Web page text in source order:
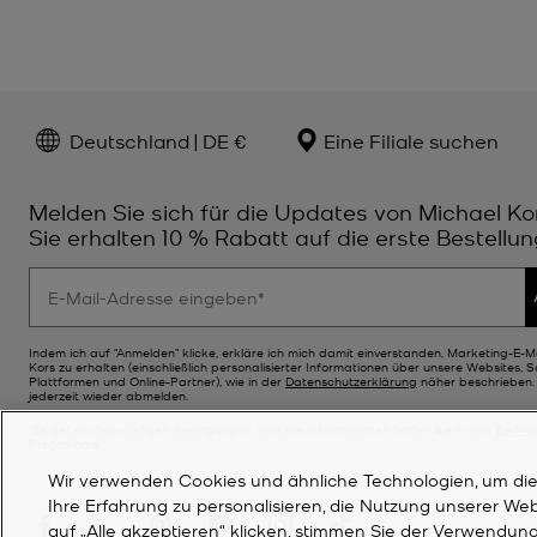
Deutschland | DE € Eine Filiale suchen
Melden Sie sich für die Updates von Michael
Sie erhalten 10 % Rabatt auf die erste
Indem ich auf "Anmelden" klicke, erkläre ich mich damit einverstanden, Marketing-E-
Kors zu erhalten (einschließlich personalisierter Informationen über unsere Websites,
Plattformen und Online-Partner), wie in der Datenschutzerklärung näher
jederzeit wieder abmelden.
Wir verwenden Cookies und ähnliche Technologien, um
Ihre Erfahrung zu personalisieren, die Nutzung unserer
auf „Alle akzeptieren“ klicken, stimmen Sie der